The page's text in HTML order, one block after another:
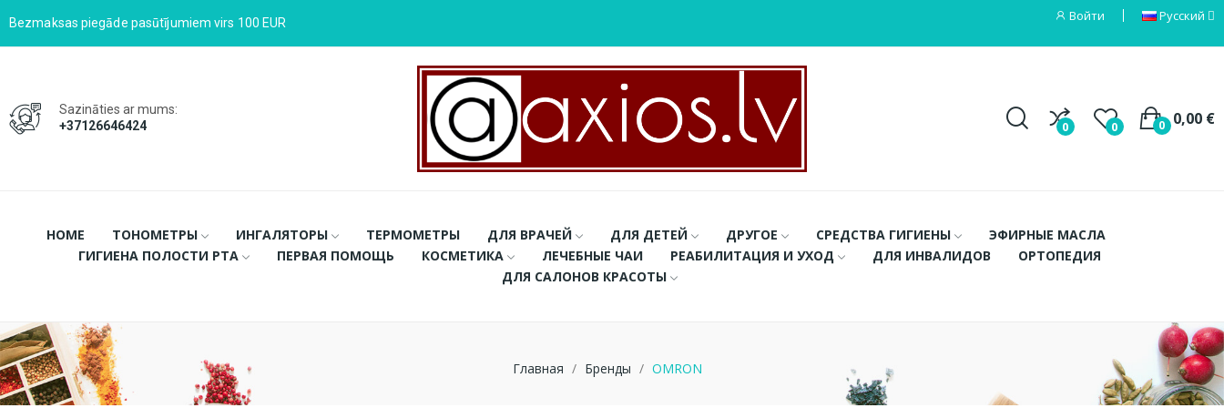
Bezmaksas piegāde pasūtījumiem virs 100 EUR Войти Русский
Sazināties ar mums:
+37126646424
0 0 0,00 €
0
HOME ТОНОМЕТРЫ ИНГАЛЯТОРЫ ТЕРМОМЕТРЫ ДЛЯ ВРАЧЕЙ ДЛЯ ДЕТЕЙ ДРУГОЕ СРЕДСТВА ГИГИЕНЫ
ЭФИРНЫЕ МАСЛА
ГИГИЕНА ПОЛОСТИ РТА
ПЕРВАЯ ПОМОЩЬ КОСМЕТИКА ЛЕЧЕБНЫЕ ЧАИ РЕАБИЛИТАЦИЯ И УХОД ДЛЯ ИНВАЛИДОВ
ОРТОПЕДИЯ
ДЛЯ САЛОНОВ КРАСОТЫ
Главная Бренды OMRON